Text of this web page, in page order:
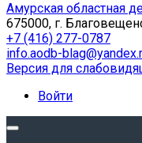
Амурская областная
675000, г.
+7 (416) 277-0787
info.aodb-
Версия для
Войти